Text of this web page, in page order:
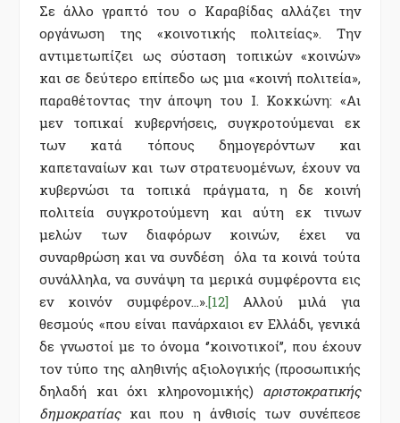
Σε άλλο γραπτό του ο Καραβίδας αλλάζει την
οργάνωση της «κοινοτικής πολιτείας». Την
αντιμετωπίζει ως σύσταση τοπικών «κοινών»
και σε δεύτερο επίπεδο ως μια «κοινή πολιτεία»,
παραθέτοντας την άποψη του Ι. Κοκκώνη: «Αι
μεν τοπικαί κυβερνήσεις, συγκροτούμεναι εκ
των κατά τόπους δημογερόντων και
καπεταναίων και των στρατευομένων, έχουν να
κυβερνώσι τα τοπικά πράγματα, η δε κοινή
πολιτεία συγκροτούμενη και αύτη εκ τινων
μελών των διαφόρων κοινών, έχει να
συναρθρώση και να συνδέση όλα τα κοινά τούτα
συνάλληλα, να συνάψη τα μερικά συμφέροντα εις
εν κοινόν συμφέρον…».[12]Αλλού μιλά για
θεσμούς «που είναι πανάρχαιοι εν Ελλάδι, γενικά
δε γνωστοί με το όνομα ‘’κοινοτικοί’’, που έχουν
τον τύπο της αληθινής αξιολογικής (προσωπικής
δηλαδή και όχι κληρονομικής) αριστοκρατικής
δημοκρατίαςκαι που η άνθισίς των συνέπεσε